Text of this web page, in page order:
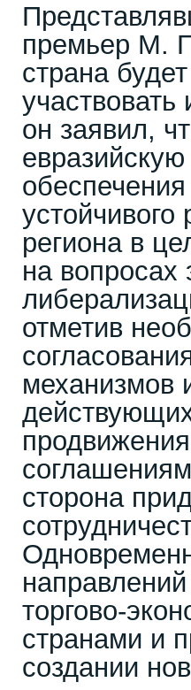
премьер М.
страна
он заявил,
устойчивого
региона в
на вопросах
отметив
механизмов
сторона
торгово-
странами и
создании